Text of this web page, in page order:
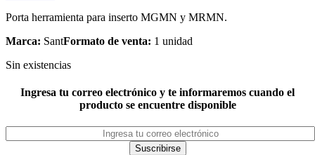
Porta herramienta para inserto MGMN y MRMN.
Marca: SantFormato de venta: 1 unidad
Sin existencias
Ingresa tu correo electrónico y te informaremos cuando el
producto se encuentre disponible
Suscribirse